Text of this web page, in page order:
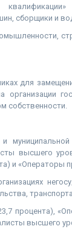
сборщики и
для
организации
собственности.
и
высшего
и
транспорта
процента),
высшего